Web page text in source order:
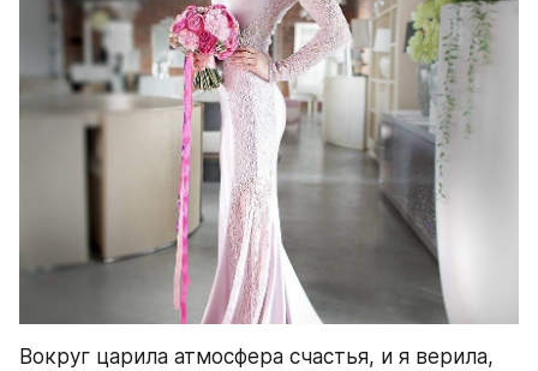
Вокруг царила атмосфера счастья, и я верила,